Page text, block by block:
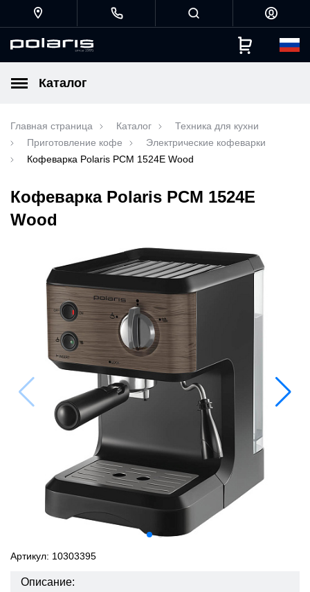
Каталог
Главная страница Каталог
Техника для кухни
Приготовление кофе
Электрические кофеварки
Кофеварка Polaris PCM 1524E Wood
Кофеварка Polaris PCM 1524E
Wood
Артикул: 10303395
Описание: